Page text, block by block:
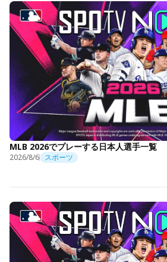
MLB 2026でプレーする日本人選手一覧
2026/8/6 スポーツ